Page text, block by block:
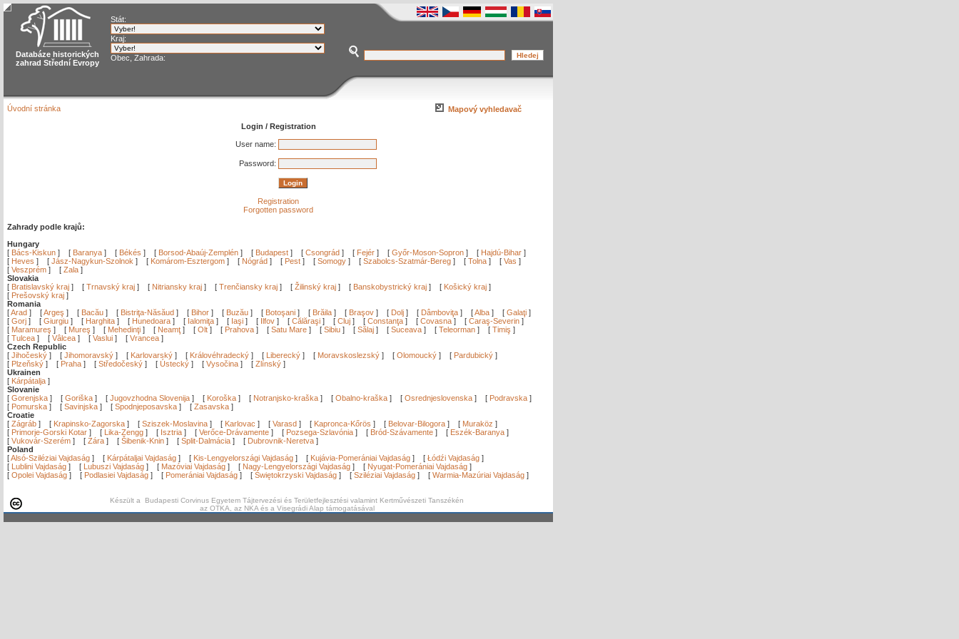
Databáze historických
zahrad Střední Evropy
Stát:
Kraj:
Obec, Zahrada:
Úvodní stránka
Mapový vyhledavač
Login / Registration
User name:
Password:
Registration
Forgotten password
Zahrady podle krajů:
Hungary
[ Bács-Kiskun ] [ Baranya ] [ Békés ] [ Borsod-Abaúj-Zemplén ] [ Budapest ] [ Csongrád ] [ Fejér ] [ Győr-Moson-Sopron ] [ Hajdú-Bihar ]
[ Heves ] [ Jász-Nagykun-Szolnok ] [ Komárom-Esztergom ] [ Nógrád ] [ Pest ] [ Somogy ] [ Szabolcs-Szatmár-Bereg ] [ Tolna ] [ Vas ]
[ Veszprém ] [ Zala ]
Slovakia
[ Bratislavský kraj ] [ Trnavský kraj ] [ Nitriansky kraj ] [ Trenčiansky kraj ] [ Žilinský kraj ] [ Banskobystrický kraj ] [ Košický kraj ]
[ Prešovský kraj ]
Romania
[Arad ] [Argeş ] [ Bacău ] [ Bistriţa-Năsăud ] [ Bihor ] [ Buzău ] [ Botoşani ] [ Brăila ] [ Braşov ] [ Dolj ] [ Dâmboviţa ] [Alba ] [ Galaţi ]
[ Gorj ] [ Giurgiu ] [ Harghita ] [ Hunedoara ] [ Ialomiţa ] [ Iaşi ] [ Ilfov ] [ Călăraşi ] [ Cluj ] [ Constanţa ] [ Covasna ] [ Caraş-Severin ]
[ Maramureş ] [ Mureş ] [ Mehedinţi ] [ Neamţ ] [ Olt ] [ Prahova ] [ Satu Mare ] [ Sibiu ] [ Sălaj ] [ Suceava ] [ Teleorman ] [ Timiş ]
[ Tulcea ] [ Vâlcea ] [ Vaslui ] [ Vrancea ]
Czech Republic
[ Jihočeský ] [ Jihomoravský ] [ Karlovarský ] [ Královéhradecký ] [ Liberecký ] [ Moravskoslezský ] [ Olomoucký ] [ Pardubický ]
[ Plzeňský ] [ Praha ] [ Středočeský ] [ Ústecký ] [ Vysočina ] [ Zlínský ]
Ukrainen
[ Kárpátalja ]
Slovanie
[ Gorenjska ] [ Goriška ] [ Jugovzhodna Slovenija ] [ Koroška ] [ Notranjsko-kraška ] [ Obalno-kraška ] [ Osrednjeslovenska ] [ Podravska ]
[ Pomurska ] [ Savinjska ] [ Spodnjeposavska ] [ Zasavska ]
Croatie
[ Zágráb ] [ Krapinsko-Zagorska ] [ Sziszek-Moslavina ] [ Karlovac ] [ Varasd ] [ Kapronca-Kőrös ] [ Belovar-Bilogora ] [ Muraköz ]
[ Primorje-Gorski Kotar ] [ Lika-Zengg ] [ Isztria ] [ Verőce-Drávamente ] [ Pozsega-Szlavónia ] [ Bród-Szávamente ] [ Eszék-Baranya ]
[ Vukovár-Szerém ] [ Zára ] [ Šibenik-Knin ] [ Split-Dalmácia ] [ Dubrovnik-Neretva ]
Poland
[Alsó-Sziléziai Vajdaság ] [ Kárpátaljai Vajdaság ] [ Kis-Lengyelországi Vajdaság ] [ Kujávia-Pomerániai Vajdaság ] [ Łódźi Vajdaság ]
[ Lublini Vajdaság ] [ Lubuszi Vajdaság ] [ Mazóviai Vajdaság ] [ Nagy-Lengyelországi Vajdaság ] [ Nyugat-Pomerániai Vajdaság ]
[ Opolei Vajdaság ] [ Podlasiei Vajdaság ] [ Pomerániai Vajdaság ] [ Świętokrzyski Vajdaság ] [ Sziléziai Vajdaság ] [ Warmia-Mazúriai Vajdaság ]
Készült a Budapesti Corvinus Egyetem Tájtervezési és Területfejlesztési valamint Kertművészeti Tanszékén
az OTKA, az NKA és a Visegrádi Alap támogatásával